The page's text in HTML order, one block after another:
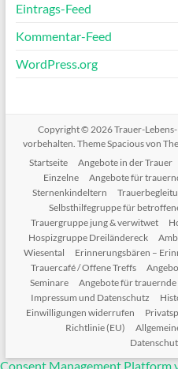
Eintrags-Feed
Kommentar-Feed
WordPress.org
Copyright © 2026Trauer-
vorbehalten. ThemeSpaciousvon
Startseite
Angebote in der Trauer
Einzelne
Angebote für
Sternenkindeltern
Selbsthilfegruppe für
Trauergruppe jung & verwitwet
Hospizgruppe Dreiländereck
Wiesental
Erinnerungsbären –
Trauercafé / Offene Treffs
Seminare
Angebote für trauernde
Impressum und Datenschutz
Einwilligungen widerrufen
Richtlinie (EU)
Consent Management Platform